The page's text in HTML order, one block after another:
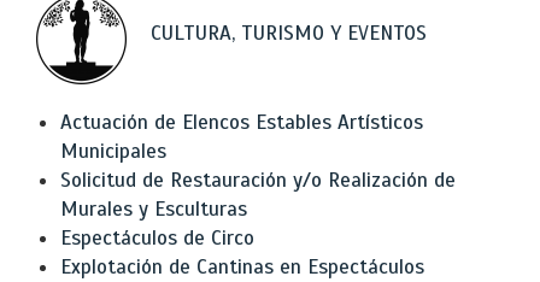
CULTURA, TURISMO Y EVENTOS
Actuación de Elencos Estables Artísticos
Municipales
Solicitud de Restauración y/o Realización de
Murales y Esculturas
Espectáculos de Circo
Explotación de Cantinas en Espectáculos